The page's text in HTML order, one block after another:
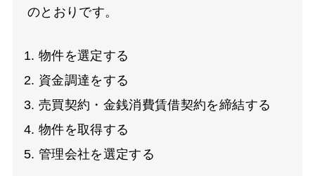
のとおりです。
物件を選定する
資金調達をする
売買契約・金銭消費賃借契約を締結する
物件を取得する
管理会社を選定する